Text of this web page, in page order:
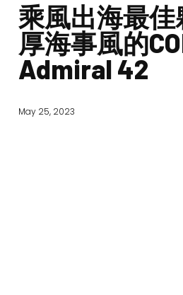
乘風出海最佳
厚海事風的
Admiral 42
May 25, 2023